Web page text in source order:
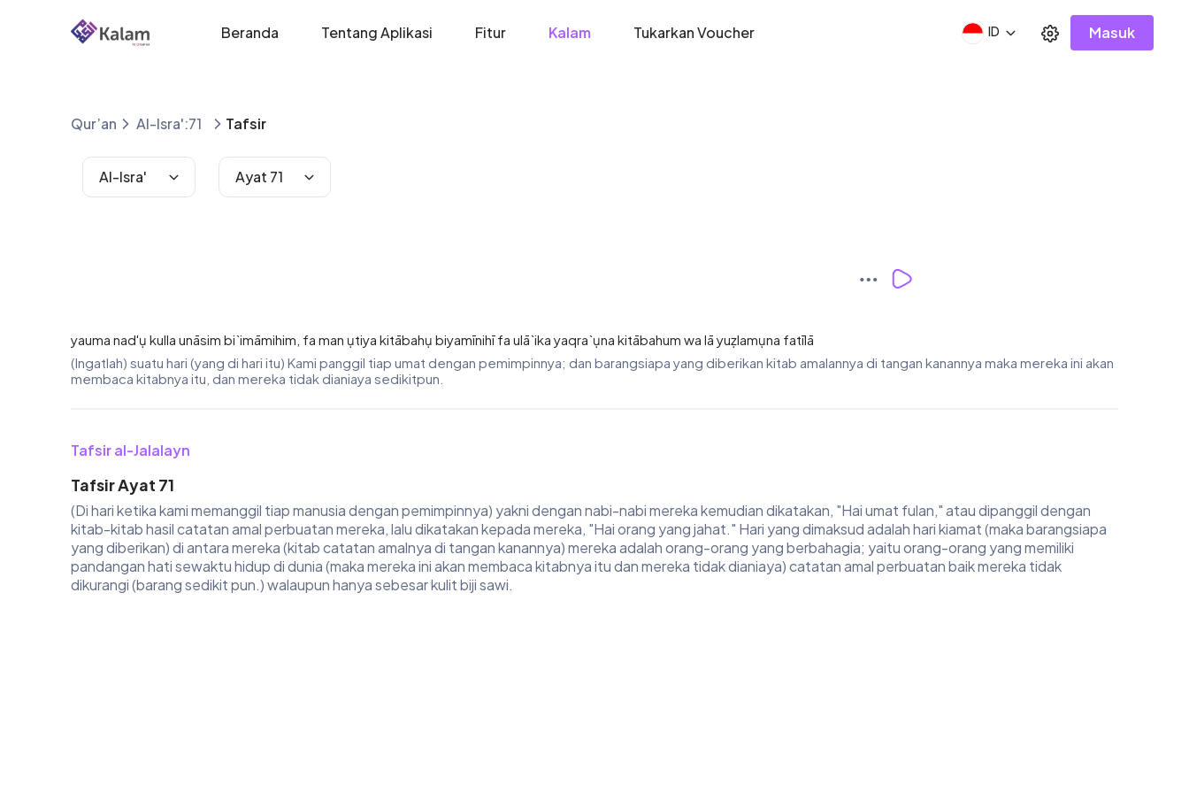
Beranda Tentang Aplikasi Fitur Kalam Tukarkan Voucher ID Masuk
Qur’an Al-Isra':71 Tafsir
Al-Isra' Ayat 71
yauma nad'ụ kulla unāsim bi`imāmihim, fa man ụtiya kitābahụ biyamīnihī fa ulā`ika yaqra`ụna kitābahum wa lā yuẓlamụna fatīlā
(Ingatlah) suatu hari (yang di hari itu) Kami panggil tiap umat dengan pemimpinnya; dan barangsiapa yang diberikan kitab amalannya di tangan kanannya maka mereka ini akan
membaca kitabnya itu, dan mereka tidak dianiaya sedikitpun.
Tafsir al-Jalalayn
Tafsir Ayat 71
(Di hari ketika kami memanggil tiap manusia dengan pemimpinnya) yakni dengan nabi-nabi mereka kemudian dikatakan, "Hai umat fulan," atau dipanggil dengan
kitab-kitab hasil catatan amal perbuatan mereka, lalu dikatakan kepada mereka, "Hai orang yang jahat." Hari yang dimaksud adalah hari kiamat (maka barangsiapa
yang diberikan) di antara mereka (kitab catatan amalnya di tangan kanannya) mereka adalah orang-orang yang berbahagia; yaitu orang-orang yang memiliki
pandangan hati sewaktu hidup di dunia (maka mereka ini akan membaca kitabnya itu dan mereka tidak dianiaya) catatan amal perbuatan baik mereka tidak
dikurangi (barang sedikit pun.) walaupun hanya sebesar kulit biji sawi.